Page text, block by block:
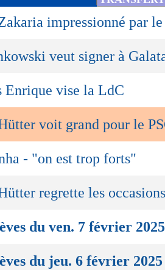
impressionné par le
veut signer à
Enrique vise la LdC
voit grand pour le
- "on est trop forts"
regrette les
du ven. 7 février 2025
du jeu. 6 février 2025